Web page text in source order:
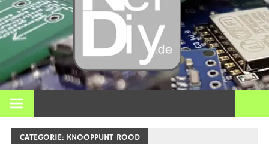
3D
en
Op nerdiy.de draait alles om elektronica, DIY, 3D-printen,
smart home en vele andere technische onderwerpen.
CATEGORIE: KNOOPPUNT ROOD